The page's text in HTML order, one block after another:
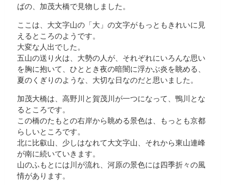
ばの、加茂大橋で見物しました。
ここは、大文字山の「大」の文字がもっともきれいに見
えるところのようです。
大変な人出でした。
五山の送り火は、大勢の人が、それぞれにいろんな思い
を胸に抱いて、ひととき夜の暗闇に浮かぶ炎を眺める、
夏のくぎりのような、大切な日なのだと思いました。
加茂大橋は、高野川と賀茂川が一つになって、鴨川とな
るところです。
この橋のたもとの右岸から眺める景色は、もっとも京都
らしいところです。
北に比叡山、少しはなれて大文字山、それから東山連峰
が南に続いていきます。
山のふもとには川が流れ、河原の景色には四季折々の風
情があります。